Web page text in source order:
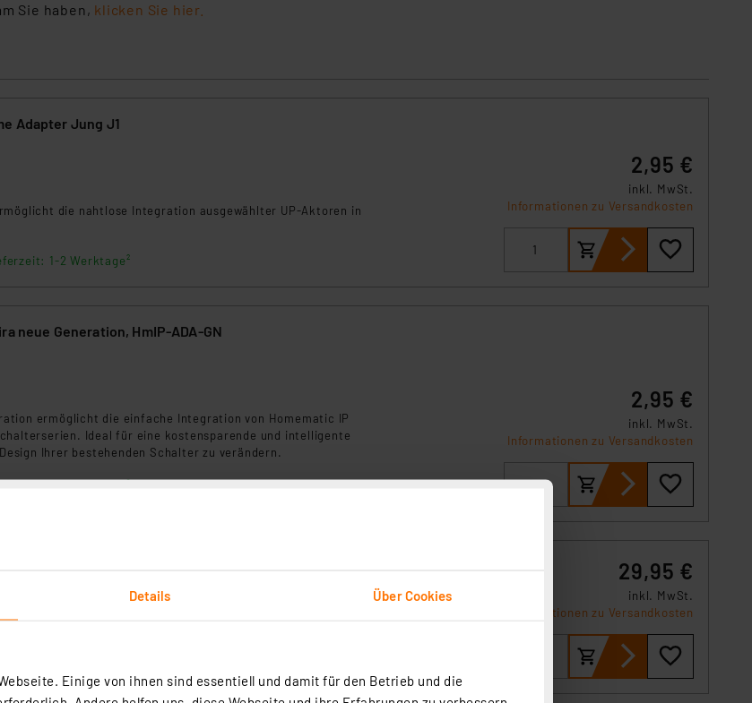
Details Über Cookies
Einige von ihnen sind essentiell und damit für den Betrieb und die
Sie haben, klicken Sie hier.
Adapter Jung J1
die nahtlose Integration ausgewählter UP-Aktoren in
1-2 Werktage²
2,95 €
inkl. MwSt.
Informationen zu Versandkosten
neue Generation, HmIP-ADA-GN
ermöglicht die einfache Integration von Homematic IP
Ideal für eine kostensparende und intelligente
Ihrer bestehenden Schalter zu verändern.
1-2 Werktage²
2,95 €
inkl. MwSt.
Informationen zu Versandkosten
1-2 Werktage²
29,95 €
inkl. MwSt.
Informationen zu Versandkosten